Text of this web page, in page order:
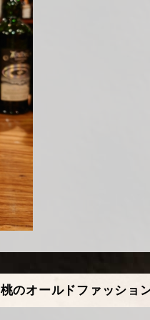
桃のオールドファッショ